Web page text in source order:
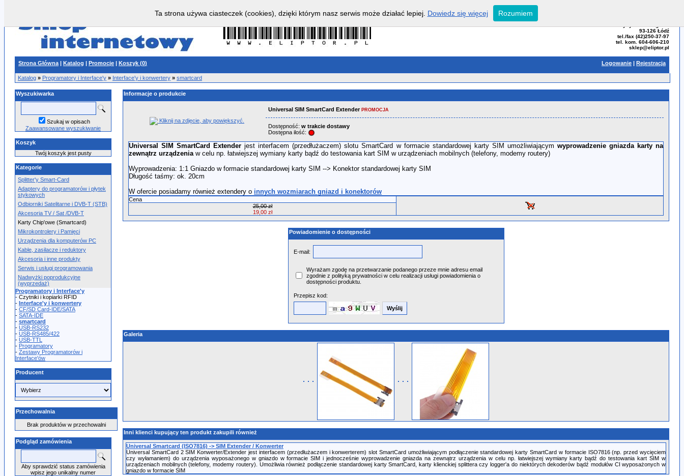
93-126 Łódź
tel./fax (42)250-37-97
tel. kom. 604-606-210
sklep@eliptor.pl
Strona Główna | Katalog | Promocje | Koszyk (0) Logowanie | Rejestracja
Katalog » Programatory i Interface'y » Interface'y i konwertery » smartcard
Wyszukiwarka
Szukaj w opisach
Zaawansowane wyszukiwanie
Koszyk
Twój koszyk jest pusty
Kategorie
Splitter'y Smart-Card
Adaptery do programatorów i płytek
stykowych
Odbiorniki Satelitarne i DVB-T (STB)
Akcesoria TV / Sat /DVB-T
Karty Chip'owe (Smartcard)
Mikrokontrolery i Pamięci
Urządzenia dla komputerów PC
Kable, zasilacze i reduktory
Akcesoria i inne produkty
Serwis i usługi programowania
Nadwyżki poprodukcyjne
(wyprzedaż)
Programatory i Interface'y
- Czytniki i kopiarki RFID
- Interface'y i konwertery
- CF/SD Card-IDE/SATA
- SATA-IDE
- smartcard
- USB-RS232
- USB-RS485/422
- USB-TTL
- Programatory
- Zestawy Programatorów i
Interface'ów
Producent
Przechowalnia
Brak produktów w przechowalni
Podgląd zamówienia
Aby sprawdzić status zamówienia
wpisz jego unikalny numer
Informacje o produkcie
Kliknij na zdjęcie, aby powiększyć.
Universal SIM SmartCard Extender PROMOCJA
Dostępność: w trakcie dostawy
Dostępna ilość:
Universal SIM SmartCard Extender jest interfacem (przedłużaczem) slotu SmartCard w formacie standardowej karty SIM umożliwiającym wyprowadzenie gniazda karty na
zewnątrz urządzeniaw celu np. łatwiejszej wymiany karty bądź do testowania kart SIM w urządzeniach mobilnych (telefony, modemy routery)
Wyprowadzenia: 1:1 Gniazdo w formacie standardowej karty SIM --> Konektor standardowej karty SIM
Długość taśmy: ok. 20cm
W ofercie posiadamy również extendery o innych wozmiarach gniazd i konektorów
Cena
25,00 zł
19,00 zł
Powiadomienie o dostępności
E-mail:
Wyrażam zgodę na przetwarzanie podanego przeze mnie adresu email
zgodnie z polityką prywatności w celu realizacji usługi powiadomienia o
dostępności produktu.
Przepisz kod:
Galeria
Inni klienci kupujący ten produkt zakupili również
Universal Smartcard (ISO7816) -> SIM Extender / Konwerter
Universal SmartCard 2 SIM Konwerter/Extender jest interfacem (przedłużaczem i konwerterem) slot SmartCard umożliwiającym podłączenie standardowej karty SmartCard w formacie ISO7816 (np. przed wycięciem
czy wyłamaniem) do urządzenia wyposażonego w gniazdo w formacie SIM i jednocześnie wyprowadzenie gniazda na zewnątrz urządzenia w celu np. łatwiejszej wymiany karty bądź do testowania kart SIM w
urządzeniach mobilnych (telefony, modemy routery). Umożliwia również podłączenie standardowej karty SmartCard, karty klienckiej splittera czy logger'a do niektórych dekoderów bądź modułów CI wyposażonych w
gniazdo w formacie SIM
Ta strona używa ciasteczek (cookies), dzięki którym nasz serwis może działać lepiej. Dowiedz się więcej Rozumiem